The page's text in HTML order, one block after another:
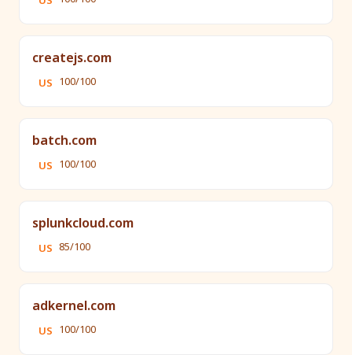
createjs.com
US 100/100
batch.com
US 100/100
splunkcloud.com
US 85/100
adkernel.com
US 100/100